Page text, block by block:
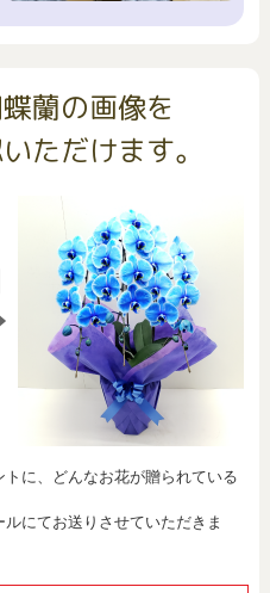
蘭の画像を
ただけます。
に、どんなお花が贈られている
にてお送りさせていただきま